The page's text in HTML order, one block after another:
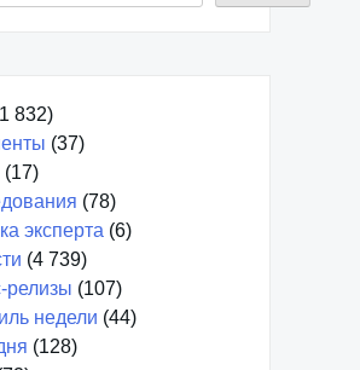
832)
(37)
(17)
(78)
эксперта (6)
(4 739)
релизы (107)
недели (44)
(128)